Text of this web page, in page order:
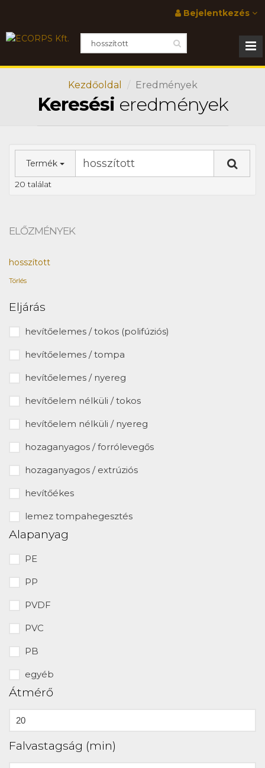
Bejelentkezés
Kezdőoldal Eredmények
Keresési eredmények
Termék
20 találat
ELŐZMÉNYEK
hosszított
Törlés
Eljárás
hevítőelemes / tokos (polifúziós)
hevítőelemes / tompa
hevítőelemes / nyereg
hevítőelem nélküli / tokos
hevítőelem nélküli / nyereg
hozaganyagos / forrólevegős
hozaganyagos / extrúziós
hevítőékes
lemez tompahegesztés
Alapanyag
PE
PP
PVDF
PVC
PB
egyéb
Átmérő
Falvastagság (min)